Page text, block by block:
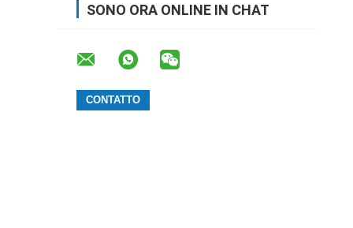
SONO ORA ONLINE IN CHAT